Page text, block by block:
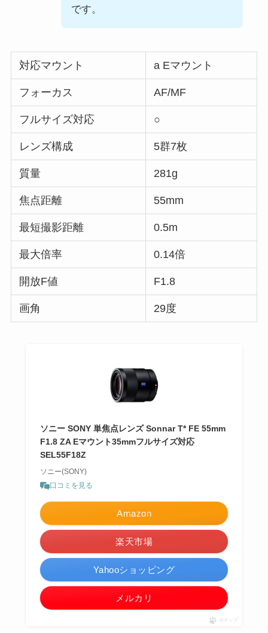
です。
対応マウント a Eマウント
フォーカス AF/MF
フルサイズ対応 ○
レンズ構成 5群7枚
質量 281g
焦点距離 55mm
最短撮影距離 0.5m
最大倍率 0.14倍
開放F値 F1.8
画角 29度
ソニー SONY 単焦点レンズ Sonnar T* FE 55mm
F1.8 ZA Eマウント35mmフルサイズ対応
SEL55F18Z
ソニー(SONY)
口コミを見る
Amazon
楽天市場
Yahooショッピング
メルカリ
ポチップ